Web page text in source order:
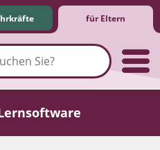
für Eltern